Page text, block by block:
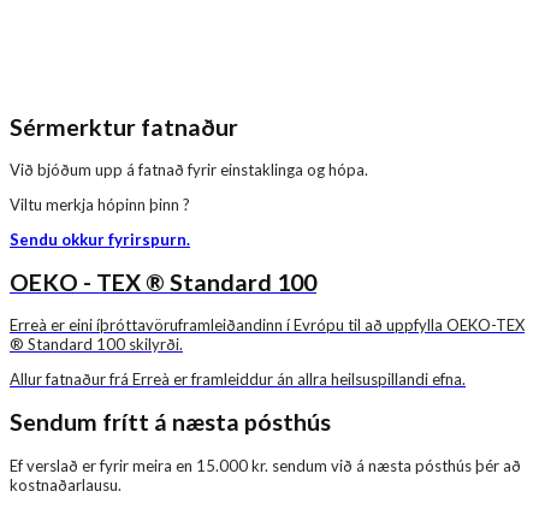
Sérmerktur fatnaður
Við bjóðum upp á fatnað fyrir einstaklinga og hópa.
Viltu merkja hópinn þinn ?
Sendu okkur fyrirspurn.
OEKO - TEX ® Standard 100
Erreà er eini íþróttavöruframleiðandinn í Evrópu til að uppfylla OEKO-TEX
® Standard 100 skilyrði.
Allur fatnaður frá Erreà er framleiddur án allra heilsuspillandi efna.
Sendum frítt á næsta pósthús
Ef verslað er fyrir meira en 15.000 kr. sendum við á næsta pósthús þér að
kostnaðarlausu.